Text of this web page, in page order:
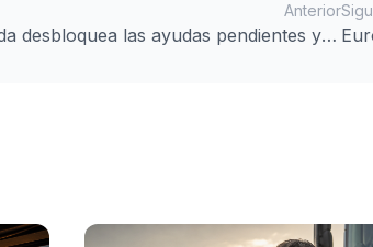
Anterior
desbloquea las ayudas pendientes y el